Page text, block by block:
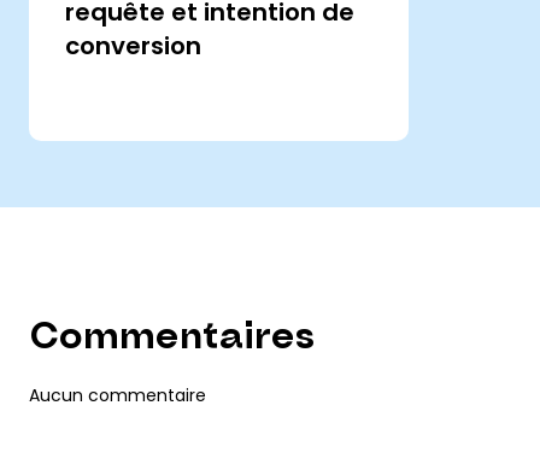
requête et intention de
conversion
Commentaires
Aucun commentaire